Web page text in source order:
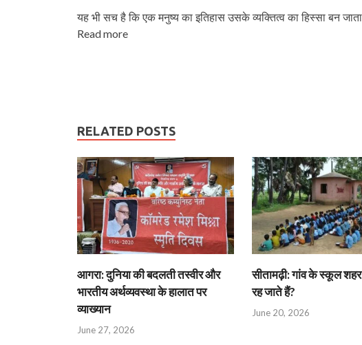
यह भी सच है कि एक मनुष्य का इतिहास उसके व्यक्तित्व का हिस्सा बन
Read more
RELATED POSTS
आगरा: दुनिया की बदलती तस्वीर और
भारतीय अर्थव्यवस्था के हालात पर
व्याख्यान
June 27, 2026
सीतामढ़ी: गांव के स्कूल शहर
रह जाते हैं?
June 20, 2026